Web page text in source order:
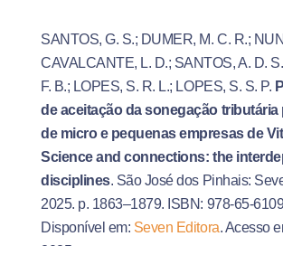
SANTOS, G. S.; DUMER, M. C. R.;
CAVALCANTE, L. D.; SANTOS, A. D.
F. B.; LOPES, S. R. L.; LOPES, S. S. P.
de aceitação da sonegação
de micro e pequenas empresas de
Science and connections: the
disciplines. São José dos Pinhais:
2025. p. 1863–1879. ISBN: 978-65-
Disponível em: Seven Editora. Acesso
2025.